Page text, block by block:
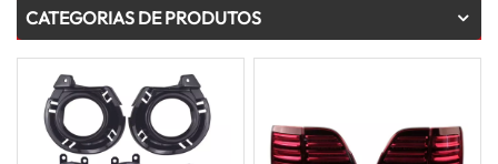
CATEGORIAS DE PRODUTOS